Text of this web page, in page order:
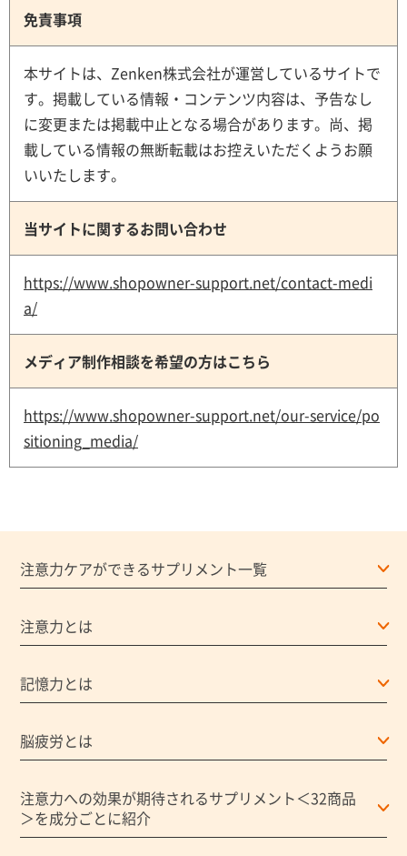
免責事項
本サイトは、Zenken株式会社が運営しているサイトで
す。掲載している情報・コンテンツ内容は、予告なし
に変更または掲載中止となる場合があります。尚、掲
載している情報の無断転載はお控えいただくようお願
いいたします。
当サイトに関するお問い合わせ
https://www.shopowner-support.net/contact-medi
a/
メディア制作相談を希望の方はこちら
https://www.shopowner-support.net/our-service/po
sitioning_media/
注意力ケアができるサプリメント一覧
注意力とは
記憶力とは
脳疲労とは
注意力への効果が期待されるサプリメント＜32商品
＞を成分ごとに紹介